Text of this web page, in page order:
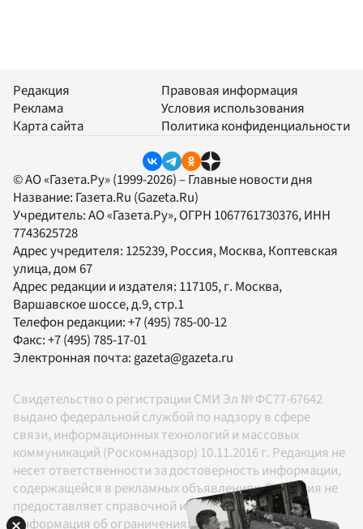
Редакция
Реклама
Карта сайта
Правовая информация
Условия использования
Политика конфиденциальности
© АО «Газета.Ру» (1999-2026) – Главные новости дня
Название: Газета.Ru (Gazeta.Ru)
Учредитель:АО «Газета.Ру», ОГРН 1067761730376, ИНН
7743625728
Адрес учредителя: 125239, Россия, Москва, Коптевская
улица, дом 67
Адрес редакции и издателя: 117105, г. Москва,
Варшавское шоссе, д.9, стр.1
Телефон редакции:+7 (495) 785-00-12
Факс:+7 (495) 785-17-01
Электронная почта: gazeta@gazeta.ru
Свидетельство о регистрации СМИ Эл № ФС77-67642
выдано федеральной службой по надзору в сфере
связи, информационных технологий и массовых
коммуникаций (Роскомнадзор) 10.11.2016 г. Редакция не
несет ответственности за достоверность информации,
содержащейся в рекламных объявлениях. Редакция не
предоставляет справочной информации.
Информация об ограничениях